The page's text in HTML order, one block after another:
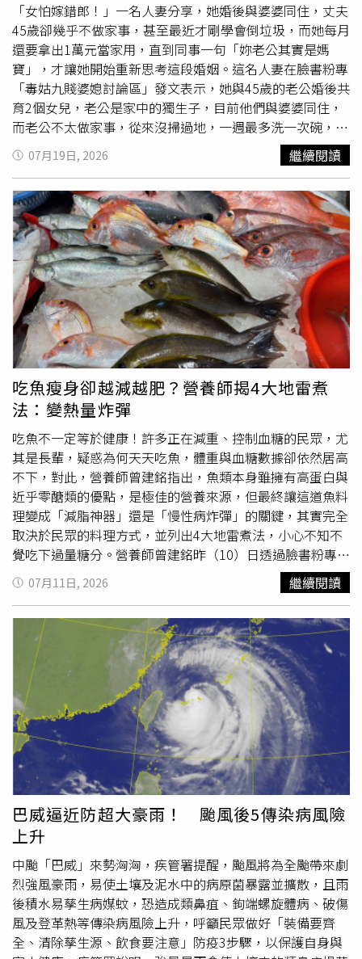
「女怕嫁錯郎！」一名人妻分享，她婚後與婆婆同住，丈夫
45歲卻幾乎不做家事，甚至最近才剛學會倒垃圾，而她每月
還要拿出1萬元當家用，直到同事一句「妳老公其實是媽
寶」，才讓她開始重新思考這段婚姻。這名人妻在臉書粉專
「毒姑九賤婆媳討論區」發文表示，她與45歲的老公婚後共
育2個女兒，老公是家中的獨生子，目前他們與婆婆同住，
而老公不太做家事，從來沒掃過地，一週最多洗一次碗，最
近才剛學會倒垃圾。某天她與同事聊天時，對方認為她老公
是個媽寶，起初她不相信，覺得老公是個對家庭負責的人，
直到同事這麼說，她才開始思考這個問題。人妻提到，房子
是婆婆的，而她曾提議家事應該由婆婆、老公和她3個人分
攤，但婆婆不認同，認為家事應由媳婦一手包辦，讓兒子可
以拚事業，雖然她當下質疑「我難道沒有事業？」婆婆卻回
她「我是看不出來啦」。人妻指出，她與老公的職稱同樣是
副理，但老公是在銀行擔任總行業務職，而她是科技業的人
資，且比老公小6歲。經濟上，她從未跟老公要過家用，對
方甚至要求她每個月拿出1萬元，魚、肉、水果以及孩子的
衣服、零食都是她買，老公卻覺得她在佔他便宜，「年輕時
他也是看我有點姿色才追的，我因為他負責、會照顧人才嫁
的，未料結婚10年後會是這等光景。」人妻無奈道，當初婆
家只給她6萬小聘，並沒有大聘、黃金，而老公和她商量要
與婆婆同住，她妥協了，對方要求她給家用，她也乖乖給
錢，「家事我儘量做，有些不想做，留給婆婆，先生不做就
放他去，讓他老媽去補位。我還能做什麼？有人跟我一樣跟
婆婆同住還要給家用的嗎？」貼文曝光後，不少網友紛紛在
底下留言，「過得好卑微」、「還能做什麼？離婚啦！自己
賺的錢自己花不香嗎？快逃吧」、「姊妹，吃點好的吧」、
「第一次看到女方給家用的，妳給了家用，那他包家務
啊」、「洗碗、丟垃圾、拖地、掃地對一個大男人到底有多
難」、「給家用還要做家事，還要跟婆婆同住，妳完全被當
盤子、廉價勞工還是沒薪水的欸」、「這老公可以不要了，
吃人夠夠」。也有人說，「妳明明可以一個人活得精彩，為
啥要結婚給人糟蹋？」、「帶女兒在外面租房子還比較
好」、「小孩多大了？如果妳暫時為了小孩離不開、那至少
停止不合理的付出」、「買錯股票都知道要停損，這種爛咖
妳留著當寶？」、「男人一旦開始不用負責任，只會越來越
軟爛，他媽讓他覺得他什麼都不用做是對的，那請他媽自己
收拾這個垃圾」、「45歲最近剛學會倒垃圾，妳39歲了，
怎麼還沒有把這個垃圾倒掉？」、「正常來說，買到爛東西
不是換就是退貨，啊你家這個這麼爛的東西，不退貨？」
07月19日, 2026 繼續閱讀
吃魚瘦身卻越減越肥？營養師揭4大地雷煮
法：變熱量炸彈
吃魚不一定等於健康！許多正在減重、控制血糖的民眾，尤
其是長輩，疑惑為何天天吃魚，體重與血糖數據卻依然居高
不下，對此，營養師曾建銘指出，魚類本身雖擁有高蛋白與
近乎零醣類的優點，是極佳的營養來源，但最終讓這道魚料
理變成「減脂神器」還是「慢性病炸彈」的關鍵，其實完全
取決於民眾的料理方式，並列出4大地雷煮法，小心不知不
覺吃下過量糖分。營養師曾建銘昨（10）日透過臉書粉專
「吃對營養所｜建銘營養師」發文表示，市場常見的「黑格
魚」（黑鯛）因肉質結實鮮甜而廣受歡迎，但民眾若偏好使
用油炸、糖醋勾芡、三杯或重鹹豆瓣紅燒等方式料理，往往
會讓健康大打折扣。曾營養師進一步說明，上述烹調手法不
僅會讓魚肉像海綿一樣吸滿油脂、熱量翻倍，更隱藏了滿滿
的糖分與高鈉危機，極易導致增加高血壓與水腫風險；相反
地，他大力推薦民眾選擇薑蔥清蒸、少油乾煎或鹽烤等低油
方式，才能完美保留優質蛋白質並鎖住食材鮮甜。為了讓民
眾吃得更健康，曾營養師特別推薦一道零失敗的「薑蔥清蒸
黑格魚」，只需準備黑格魚一尾、薑絲、蔥段與一至二茶匙
的薄鹽醬油；料理時的去腥關鍵在於必須將魚肚內的黑膜和
血塊徹底刮除乾淨。處理完畢後在魚身劃刀、抹薄鹽並鋪上
薑蔥，待水滾後送入蒸鍋蒸8至12分鐘，起鍋倒掉 腥水並淋
上薄鹽醬油、撒上蔥絲，即可輕鬆完成一道適合全家大小的
健康主菜。除了烹調方式，曾營養師也提醒民眾注意醬汁的
攝取量，並直言「醬汁是拿來提味，不是拿來喝的」；不少
人即使選擇清蒸，卻將蒸魚醬油或豆豉加得過多，讓魚肉宛
如在醬汁中「泡溫泉」，如此一來高血壓與腎臟病風險同樣
會大幅上升。因此，享用清蒸魚時應避免用醬汁大量拌飯，
以免在不知不覺中攝入過量的鈉。最後，曾營養師強調飲食
07月11日, 2026 繼續閱讀
巴威逼近防超大豪雨！ 颱風後5傳染病風險
上升
中颱「巴威」來勢洶洶，疾管署提醒，颱風將為全颱帶來劇
烈強風豪雨，易使土壤及泥水中的病原菌暴露並擴散，且雨
後積水易孳生病媒蚊，恐造成類鼻疽、鉤端螺旋體病、破傷
風及登革熱等傳染病風險上升，呼籲民眾做好「裝備要齊
全、清除孳生源、飲食要注意」防疫3步驟，以保護自身與